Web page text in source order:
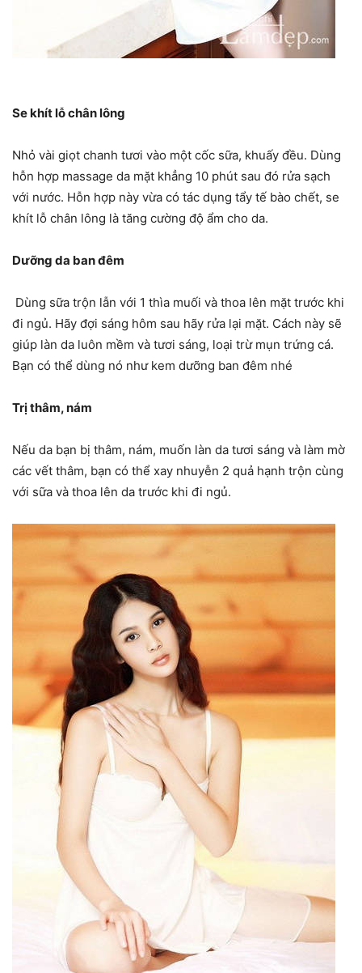
Se khít lỗ chân lông
Nhỏ vài giọt chanh tươi vào một cốc sữa, khuấy đều. Dùng
hỗn hợp massage da mặt khẳng 10 phút sau đó rửa sạch
với nước. Hỗn hợp này vừa có tác dụng tẩy tế bào chết, se
khít lỗ chân lông là tăng cường độ ẩm cho da.
Dưỡng da ban đêm
Dùng sữa trộn lẫn với 1 thìa muối và thoa lên mặt trước khi
đi ngủ. Hãy đợi sáng hôm sau hãy rửa lại mặt. Cách này sẽ
giúp làn da luôn mềm và tươi sáng, loại trừ mụn trứng cá.
Bạn có thể dùng nó như kem dưỡng ban đêm nhé
Trị thâm, nám
Nếu da bạn bị thâm, nám, muốn làn da tươi sáng và làm mờ
các vết thâm, bạn có thể xay nhuyễn 2 quả hạnh trộn cùng
với sữa và thoa lên da trước khi đi ngủ.